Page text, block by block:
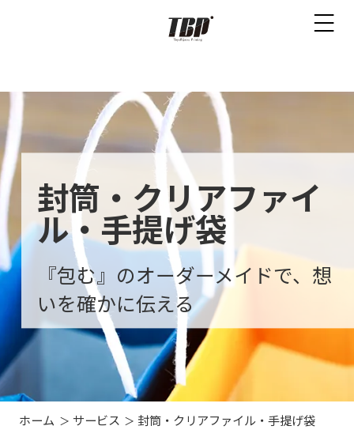
封筒・クリアファイ
ル・手提げ袋
『包む』のオーダーメイドで、想
いを確かに伝える
ホーム サービス 封筒・クリアファイル・手提げ袋